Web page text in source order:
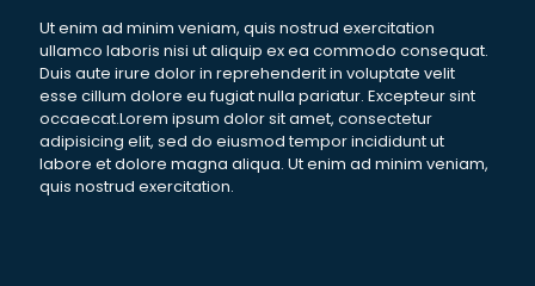
Ut enim ad minim veniam, quis nostrud exercitation
ullamco laboris nisi ut aliquip ex ea commodo consequat.
Duis aute irure dolor in reprehenderit in voluptate velit
esse cillum dolore eu fugiat nulla pariatur. Excepteur sint
occaecat.Lorem ipsum dolor sit amet, consectetur
adipisicing elit, sed do eiusmod tempor incididunt ut
labore et dolore magna aliqua. Ut enim ad minim veniam,
quis nostrud exercitation.